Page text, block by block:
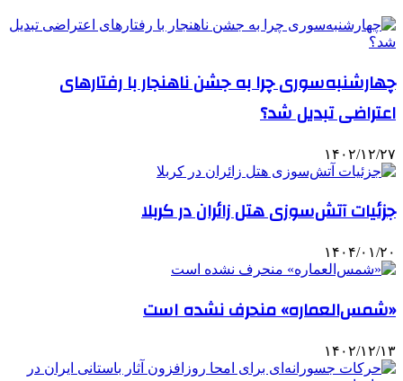
چهارشنبه‌سوری چرا به جشن ناهنجار با رفتارهای
اعتراضی تبدیل شد؟
۱۴۰۲/۱۲/۲۷
جزئیات آتش‌سوزی هتل زائران در کربلا
۱۴۰۴/۰۱/۲۰
«شمس‌العماره» منحرف نشده است
۱۴۰۲/۱۲/۱۳